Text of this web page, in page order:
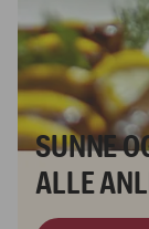
SUNNE
ALLE